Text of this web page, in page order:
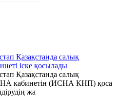
Қазақстанда салық
іске қосылады
Қазақстанда салық
кабинетін (ИСНА КНП) қоса
жа